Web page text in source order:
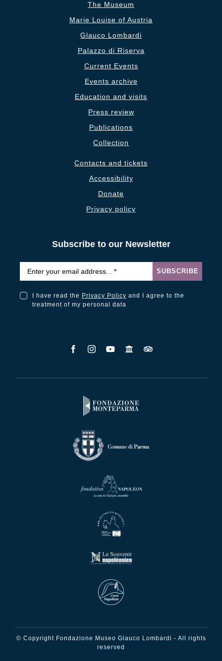
The Museum
Marie Louise of Austria
Glauco Lombardi
Palazzo di Riserva
Current Events
Events archive
Education and visits
Press review
Publications
Collection
Contacts and tickets
Accessibility
Donate
Privacy policy
Subscribe to our Newsletter
SUBSCRIBE
I have read the Privacy Policy and I agree to the
treatment of my personal data
© Copyright Fondazione Museo Glauco Lombardi - All rights
reserved